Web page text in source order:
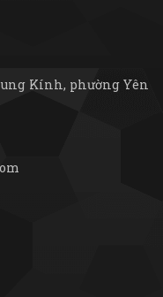
Kính, phường Yên